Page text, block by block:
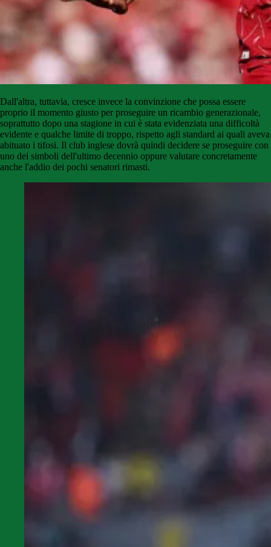
Dall'altra, tuttavia, cresce invece la convinzione che possa essere
proprio il momento giusto per proseguire un ricambio generazionale,
soprattutto dopo una stagione in cui è stata evidenziata una difficoltà
evidente e qualche limite di troppo, rispetto agli standard ai quali aveva
abituato i tifosi. Il club inglese dovrà quindi decidere se proseguire con
uno dei simboli dell'ultimo decennio oppure valutare concretamente
anche l'addio dei pochi senatori rimasti.